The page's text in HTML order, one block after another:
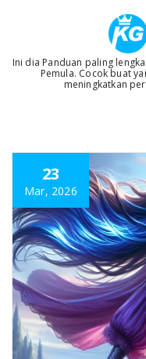
Ini dia Panduan paling
Pemula. Cocok buat
meningkatkan
23
Mar, 2026